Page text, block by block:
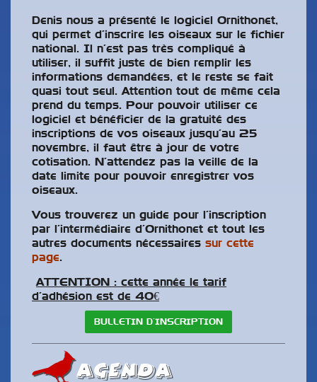
Denis nous a présenté le logiciel Ornithonet,
qui permet d’inscrire les oiseaux sur le fichier
national. Il n’est pas très compliqué à
utiliser, il suffit juste de bien remplir les
informations demandées, et le reste se fait
quasi tout seul. Attention tout de même cela
prend du temps. Pour pouvoir utiliser ce
logiciel et bénéficier de la gratuité des
inscriptions de vos oiseaux jusqu’au 25
novembre, il faut être à jour de votre
cotisation. N’attendez pas la veille de la
date limite pour pouvoir enregistrer vos
oiseaux.
Vous trouverez un guide pour l’inscription
par l’intermédiaire d’Ornithonet et tout les
autres documents nécessaires sur cette
page.
ATTENTION : cette année le tarif
d’adhésion est de 40€
BULLETIN D’INSCRIPTION
AGENDA